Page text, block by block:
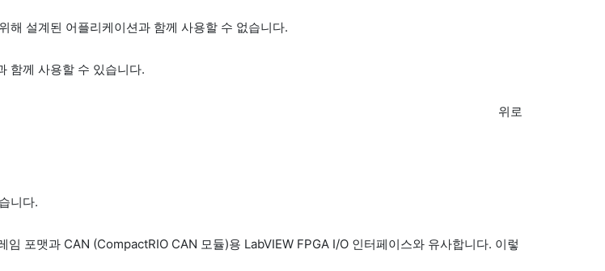
해 설계된 어플리케이션과 함께 사용할 수 없습니다.
함께 사용할 수 있습니다.
위로
니다.
포맷과 CAN (CompactRIO CAN 모듈)용 LabVIEW FPGA I/O 인터페이스와 유사합니다. 이렇